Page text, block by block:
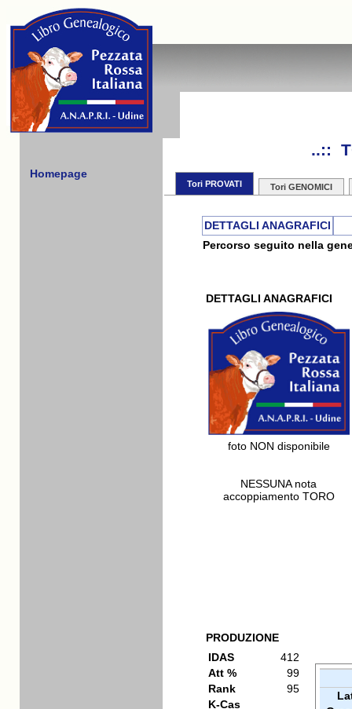
Homepage
..::
Tori PROVATI Tori GENOMICI
DETTAGLI ANAGRAFICI
Percorso seguito nella
DETTAGLI ANAGRAFICI
foto NON disponibile
NESSUNA nota
accoppiamento TORO
PRODUZIONE
IDAS
412
Att %
99
Rank
95
K-Cas